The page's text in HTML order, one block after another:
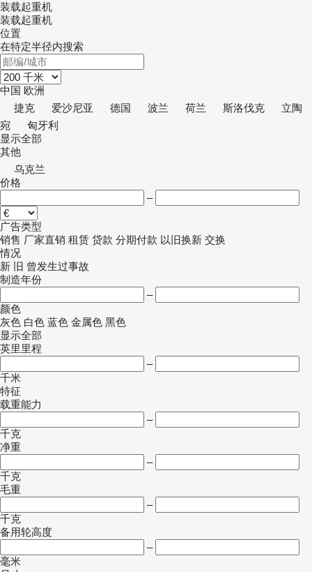
装载起重机
装载起重机
位置
在特定半径内搜索
中国 欧洲
捷克
爱沙尼亚 德国 波兰 荷兰 斯洛伐克
立陶
宛
匈牙利
显示全部
其他
乌克兰
价格
–
广告类型
销售 厂家直销 租赁 贷款 分期付款 以旧换新 交换
情况
新 旧 曾发生过事故
制造年份
–
颜色
灰色 白色 蓝色 金属色 黑色
显示全部
英里里程
–
千米
特征
载重能力
–
千克
净重
–
千克
毛重
–
千克
备用轮高度
–
毫米